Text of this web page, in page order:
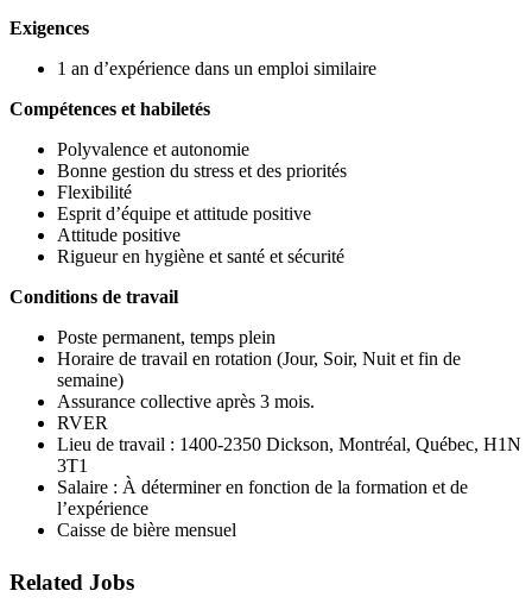
Exigences
1 an d’expérience dans un emploi similaire
Compétences et habiletés
Polyvalence et autonomie
Bonne gestion du stress et des priorités
Flexibilité
Esprit d’équipe et attitude positive
Attitude positive
Rigueur en hygiène et santé et sécurité
Conditions de travail
Poste permanent, temps plein
Horaire de travail en rotation (Jour, Soir, Nuit et fin de
semaine)
Assurance collective après 3 mois.
RVER
Lieu de travail : 1400-2350 Dickson, Montréal, Québec, H1N
3T1
Salaire : À déterminer en fonction de la formation et de
l’expérience
Caisse de bière mensuel
Related Jobs